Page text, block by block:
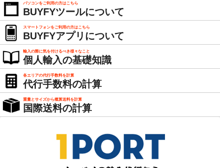
パソコンをご利用の方はこちら
BUYFYツールについて
スマートフォンをご利用の方はこちら
BUYFYアプリについて
輸入の際に気を付けるべき様々なこと
個人輸入の基礎知識
各エリアの代行手数料を計算
代行手数料の計算
重量とサイズから概算送料を計算
国際送料の計算